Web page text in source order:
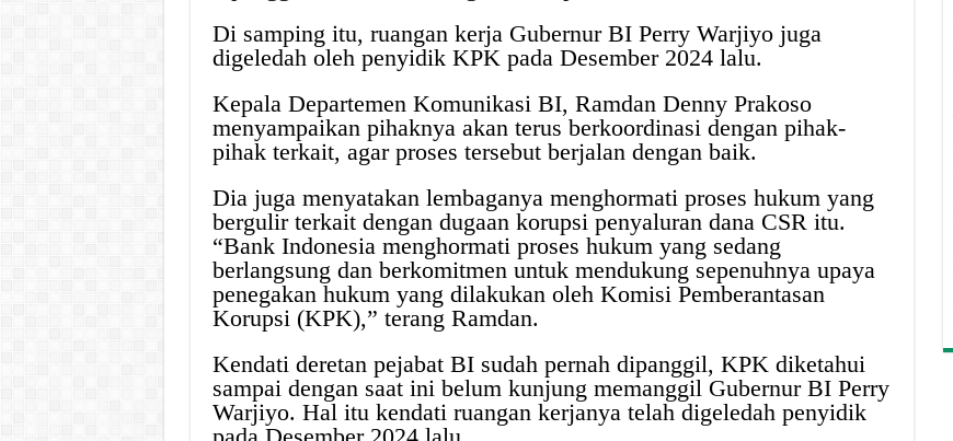
Di samping itu, ruangan kerja Gubernur BI Perry Warjiyo juga
digeledah oleh penyidik KPK pada Desember 2024 lalu.
Kepala Departemen Komunikasi BI, Ramdan Denny Prakoso
menyampaikan pihaknya akan terus berkoordinasi dengan pihak-
pihak terkait, agar proses tersebut berjalan dengan baik.
Dia juga menyatakan lembaganya menghormati proses hukum yang
bergulir terkait dengan dugaan korupsi penyaluran dana CSR itu.
“Bank Indonesia menghormati proses hukum yang sedang
berlangsung dan berkomitmen untuk mendukung sepenuhnya upaya
penegakan hukum yang dilakukan oleh Komisi Pemberantasan
Korupsi (KPK),” terang Ramdan.
Kendati deretan pejabat BI sudah pernah dipanggil, KPK diketahui
sampai dengan saat ini belum kunjung memanggil Gubernur BI Perry
Warjiyo. Hal itu kendati ruangan kerjanya telah digeledah penyidik